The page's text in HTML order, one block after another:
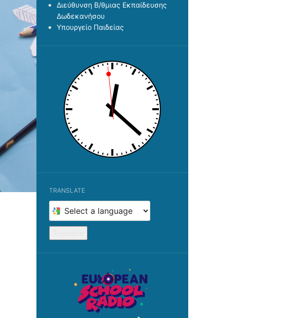
Διεύθυνση Β/θμιας Εκπαίδευσης
Δωδεκανήσου
Υπουργείο Παιδείας
TRANSLATE
Select
language
to